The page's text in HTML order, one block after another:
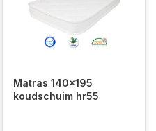
Matras 140x195
koudschuim hr55